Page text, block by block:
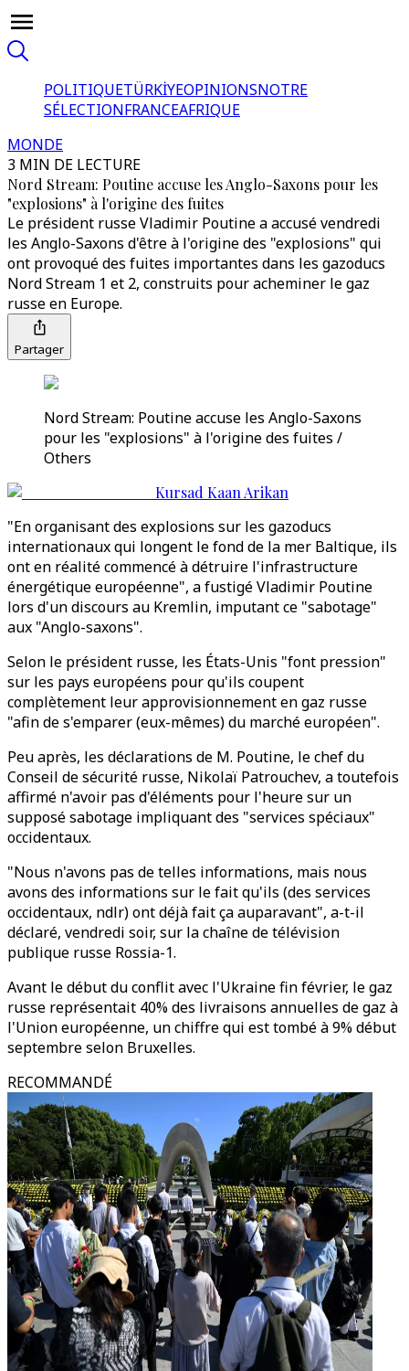
POLITIQUETÜRKİYEOPINIONSNOTRE
SÉLECTIONFRANCEAFRIQUE
MONDE
3 MIN DE LECTURE
Nord Stream: Poutine accuse les Anglo-Saxons pour les
"explosions" à l'origine des fuites
Le président russe Vladimir Poutine a accusé vendredi
les Anglo-Saxons d'être à l'origine des "explosions" qui
ont provoqué des fuites importantes dans les gazoducs
Nord Stream 1 et 2, construits pour acheminer le gaz
russe en Europe.
Partager
Nord Stream: Poutine accuse les Anglo-Saxons
pour les "explosions" à l'origine des fuites /
Others
Kursad Kaan Arikan
"En organisant des explosions sur les gazoducs
internationaux qui longent le fond de la mer Baltique, ils
ont en réalité commencé à détruire l'infrastructure
énergétique européenne", a fustigé Vladimir Poutine
lors d'un discours au Kremlin, imputant ce "sabotage"
aux "Anglo-saxons".
Selon le président russe, les États-Unis "font pression"
sur les pays européens pour qu'ils coupent
complètement leur approvisionnement en gaz russe
"afin de s'emparer (eux-mêmes) du marché européen".
Peu après, les déclarations de M. Poutine, le chef du
Conseil de sécurité russe, Nikolaï Patrouchev, a toutefois
affirmé n'avoir pas d'éléments pour l'heure sur un
supposé sabotage impliquant des "services spéciaux"
occidentaux.
"Nous n'avons pas de telles informations, mais nous
avons des informations sur le fait qu'ils (des services
occidentaux, ndlr) ont déjà fait ça auparavant", a-t-il
déclaré, vendredi soir, sur la chaîne de télévision
publique russe Rossia-1.
Avant le début du conflit avec l'Ukraine fin février, le gaz
russe représentait 40% des livraisons annuelles de gaz à
l'Union européenne, un chiffre qui est tombé à 9% début
septembre selon Bruxelles.
RECOMMANDÉ